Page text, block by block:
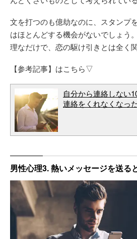
文を打つのも億劫なのに、スタンプ
はほとんどする機会がないでしょう
理なだけで、恋の駆け引きとは全く
【参考記事】はこちら▽
自分から連絡しない
連絡をくれなくなっ
男性心理3. 熱いメッセージを送る